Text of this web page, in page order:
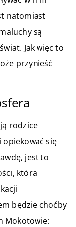
natomiast
są
Jak więc to
przynieść
rodzice
opiekować się
jest to
która
będzie choćby
Mokotowie: